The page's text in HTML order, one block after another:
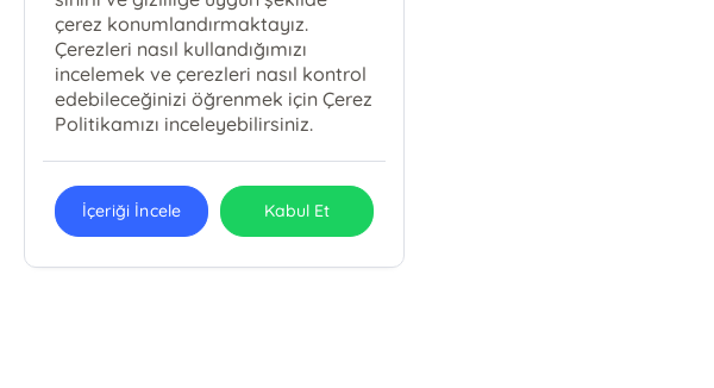
çerez konumlandırmaktayız.
Çerezleri nasıl kullandığımızı
incelemek ve çerezleri nasıl kontrol
edebileceğinizi öğrenmek için Çerez
Politikamızı inceleyebilirsiniz.
İçeriği İncele Kabul Et